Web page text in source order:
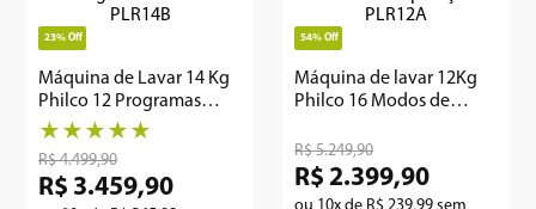
23% Off
Máquina de Lavar 14 Kg
Philco 12 Programas
Titânio PLR14B
★ ★ ★ ★ ★
R$ 4.499,90
R$ 3.459,90
54% Off
Máquina de lavar 12Kg
Philco 16 Modos de
R$ 5.249,90
R$ 2.399,90
12000
geladeira
inverter